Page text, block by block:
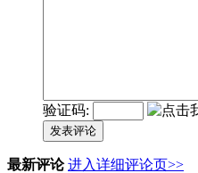
验证码:
发表评论
最新评论 进入详细评论页>>